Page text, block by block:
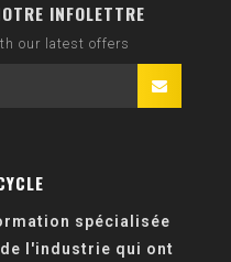
INFOLETTRE
our latest offers
spécialisée
l'industrie qui ont